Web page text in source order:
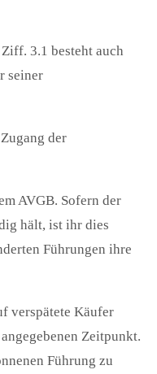
3.1 besteht auch
seiner
der
AVGB. Sofern der
hält, ist ihr dies
Führungen ihre
verspätete Käufer
Zeitpunkt.
Führung zu